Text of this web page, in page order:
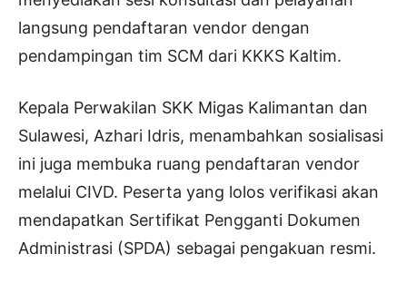
langsung pendaftaran vendor dengan
pendampingan tim SCM dari KKKS Kaltim.
Kepala Perwakilan SKK Migas Kalimantan dan
Sulawesi, Azhari Idris, menambahkan sosialisasi
ini juga membuka ruang pendaftaran vendor
melalui CIVD. Peserta yang lolos verifikasi akan
mendapatkan Sertifikat Pengganti Dokumen
Administrasi (SPDA) sebagai pengakuan resmi.